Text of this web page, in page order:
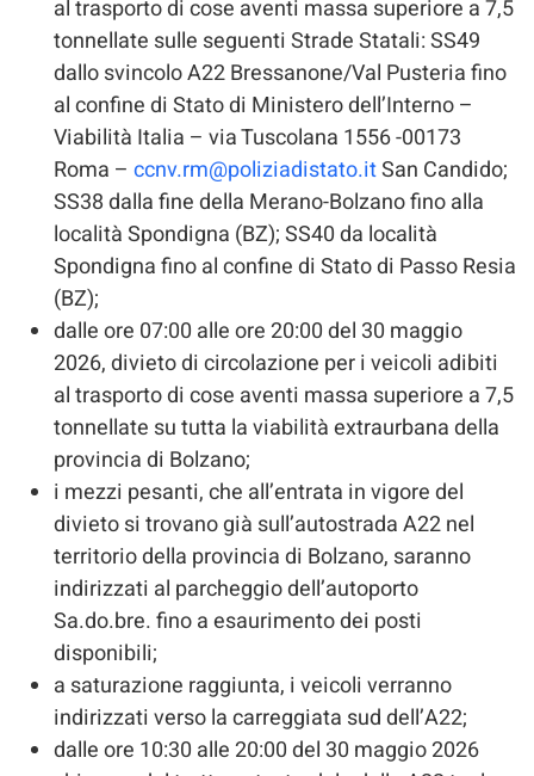
al trasporto di cose aventi massa superiore a 7,5
tonnellate sulle seguenti Strade Statali: SS49
dallo svincolo A22 Bressanone/Val Pusteria fino
al confine di Stato di Ministero dell’Interno –
Viabilità Italia – via Tuscolana 1556 -00173
Roma – ccnv.rm@poliziadistato.itSan Candido;
SS38 dalla fine della Merano-Bolzano fino alla
località Spondigna (BZ); SS40 da località
Spondigna fino al confine di Stato di Passo Resia
(BZ);
dalle ore 07:00 alle ore 20:00 del 30 maggio
2026, divieto di circolazione per i veicoli adibiti
al trasporto di cose aventi massa superiore a 7,5
tonnellate su tutta la viabilità extraurbana della
provincia di Bolzano;
i mezzi pesanti, che all’entrata in vigore del
divieto si trovano già sull’autostrada A22 nel
territorio della provincia di Bolzano, saranno
indirizzati al parcheggio dell’autoporto
Sa.do.bre. fino a esaurimento dei posti
disponibili;
a saturazione raggiunta, i veicoli verranno
indirizzati verso la carreggiata sud dell’A22;
dalle ore 10:30 alle 20:00 del 30 maggio 2026